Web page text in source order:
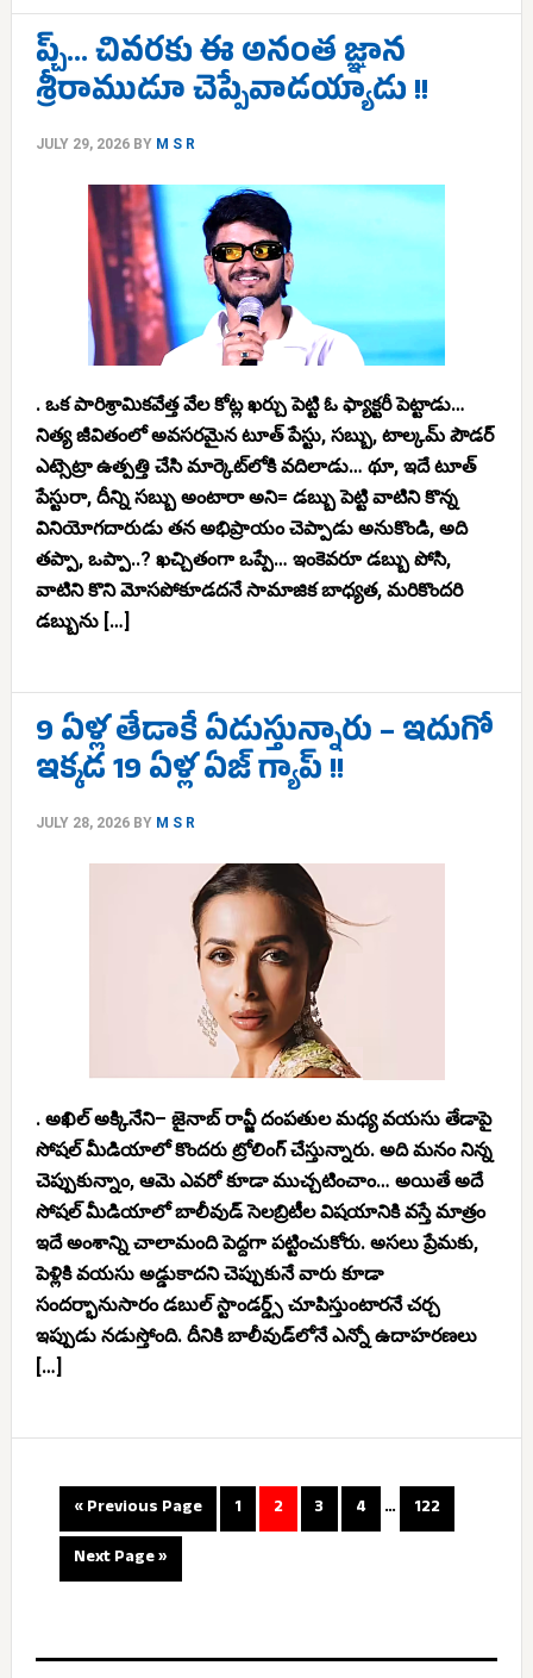
ప్చ్… చివరకు ఈ అనంత జ్ఞాన
శ్రీరాముడూ చెప్పేవాడయ్యాడు !!
JULY 29, 2026BY M S R
. ఒక పారిశ్రామికవేత్త వేల కోట్ల ఖర్చు పెట్టి ఓ ఫ్యాక్టరీ పెట్టాడు…
నిత్య జీవితంలో అవసరమైన టూత్ పేస్టు, సబ్బు, టాల్కమ్ పౌడర్
ఎట్సెట్రా ఉత్పత్తి చేసి మార్కెట్‌లోకి వదిలాడు… థూ, ఇదే టూత్
పేస్టురా, దీన్ని సబ్బు అంటారా అని= డబ్బు పెట్టి వాటిని కొన్న
వినియోగదారుడు తన అభిప్రాయం చెప్పాడు అనుకొండి, అది
తప్పా, ఒప్పా..? ఖచ్చితంగా ఒప్పే… ఇంకెవరూ డబ్బు పోసి,
వాటిని కొని మోసపోకూడదనే సామాజిక బాధ్యత, మరికొందరి
డబ్బును […]
9 ఏళ్ల తేడాకే ఏడుస్తున్నారు – ఇదుగో
ఇక్కడ 19 ఏళ్ల ఏజ్ గ్యాప్ !!
JULY 28, 2026BY M S R
. అఖిల్ అక్కినేని– జైనాబ్ రావ్జీ దంపతుల మధ్య వయసు తేడాపై
సోషల్ మీడియాలో కొందరు ట్రోలింగ్ చేస్తున్నారు. అది మనం నిన్న
చెప్పుకున్నాం, ఆమె ఎవరో కూడా ముచ్చటించాం… అయితే అదే
సోషల్ మీడియాలో బాలీవుడ్ సెలబ్రిటీల విషయానికి వస్తే మాత్రం
ఇదే అంశాన్ని చాలామంది పెద్దగా పట్టించుకోరు. అసలు ప్రేమకు,
పెళ్లికి వయసు అడ్డుకాదని చెప్పుకునే వారు కూడా
సందర్భానుసారం డబుల్ స్టాండర్డ్స్ చూపిస్తుంటారనే చర్చ
ఇప్పుడు నడుస్తోంది. దీనికి బాలీవుడ్‌లోనే ఎన్నో ఉదాహరణలు
[…]
« Previous Page 1 2 3 4 …
122
Next Page »